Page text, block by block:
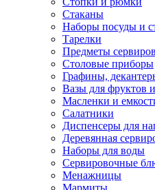
Стаканы
Наборы посуды и
Тарелки
Предметы
Столовые приборы
Графины,
Вазы для фруктов
Масленки и
Салатники
Диспенсеры для
Деревянная
Наборы для воды
Сервировочные
Менажницы
Мармиты